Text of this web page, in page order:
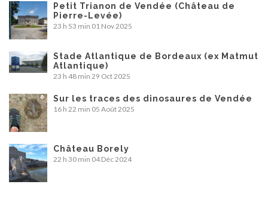
Petit Trianon de Vendée (Château de
Pierre-Levée)
23 h 53 min 01 Nov 2025
Stade Atlantique de Bordeaux (ex Matmut
Atlantique)
23 h 48 min 29 Oct 2025
Sur les traces des dinosaures de Vendée
16 h 22 min 05 Août 2025
Château Borely
22 h 30 min 04 Déc 2024